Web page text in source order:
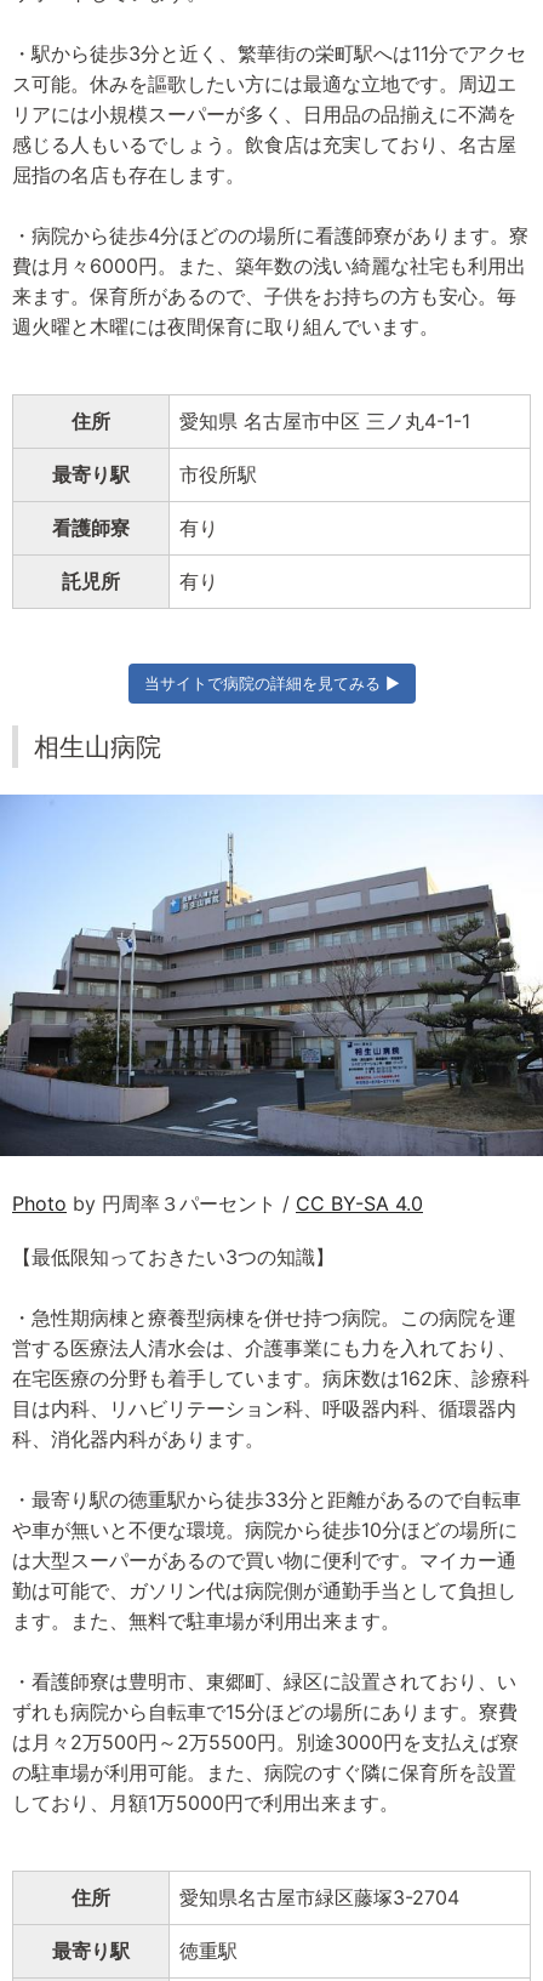
・駅から徒歩3分と近く、繁華街の栄町駅へは11分でアクセ
ス可能。休みを謳歌したい方には最適な立地です。周辺エ
リアには小規模スーパーが多く、日用品の品揃えに不満を
感じる人もいるでしょう。飲食店は充実しており、名古屋
屈指の名店も存在します。
・病院から徒歩4分ほどのの場所に看護師寮があります。寮
費は月々6000円。また、築年数の浅い綺麗な社宅も利用出
来ます。保育所があるので、子供をお持ちの方も安心。毎
週火曜と木曜には夜間保育に取り組んでいます。
住所 愛知県 名古屋市中区 三ノ丸4-1-1
最寄り駅 市役所駅
看護師寮 有り
託児所 有り
当サイトで病院の詳細を見てみる ▶
相生山病院
Photo by 円周率３パーセント / CC BY-SA 4.0
【最低限知っておきたい3つの知識】
・急性期病棟と療養型病棟を併せ持つ病院。この病院を運
営する医療法人清水会は、介護事業にも力を入れており、
在宅医療の分野も着手しています。病床数は162床、診療科
目は内科、リハビリテーション科、呼吸器内科、循環器内
科、消化器内科があります。
・最寄り駅の徳重駅から徒歩33分と距離があるので自転車
や車が無いと不便な環境。病院から徒歩10分ほどの場所に
は大型スーパーがあるので買い物に便利です。マイカー通
勤は可能で、ガソリン代は病院側が通勤手当として負担し
ます。また、無料で駐車場が利用出来ます。
・看護師寮は豊明市、東郷町、緑区に設置されており、い
ずれも病院から自転車で15分ほどの場所にあります。寮費
は月々2万500円～2万5500円。別途3000円を支払えば寮
の駐車場が利用可能。また、病院のすぐ隣に保育所を設置
しており、月額1万5000円で利用出来ます。
住所 愛知県名古屋市緑区藤塚3-2704
最寄り駅 徳重駅